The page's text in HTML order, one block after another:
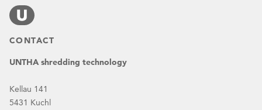
CONTACT
UNTHA shredding technology
Kellau 141
5431 Kuchl